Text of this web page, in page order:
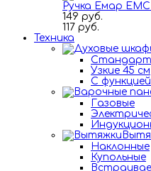
Ручка Емар ЕМС
149 руб.
117 руб.
Техника
Узкие 45 см
С
Газовые
Наклонные
Купольные